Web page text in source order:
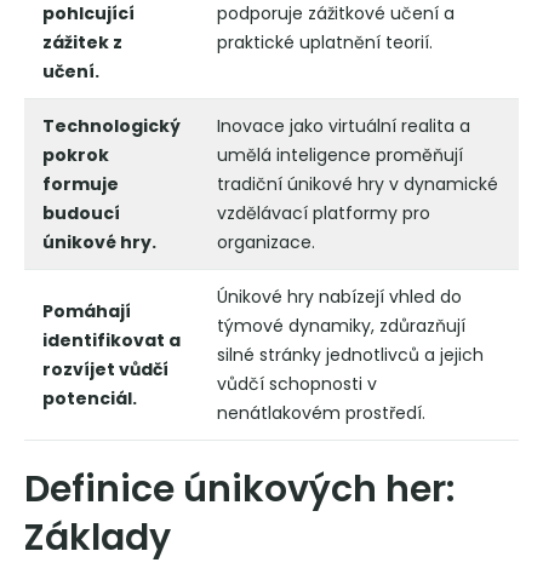
pohlcující
zážitek z
učení.
podporuje zážitkové učení a
praktické uplatnění teorií.
Technologický
pokrok
formuje
budoucí
únikové hry.
Inovace jako virtuální realita a
umělá inteligence proměňují
tradiční únikové hry v dynamické
vzdělávací platformy pro
organizace.
Pomáhají
identifikovat a
rozvíjet vůdčí
potenciál.
Únikové hry nabízejí vhled do
týmové dynamiky, zdůrazňují
silné stránky jednotlivců a jejich
vůdčí schopnosti v
nenátlakovém prostředí.
Definice únikových her:
Základy